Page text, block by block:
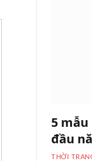
5
đầu
THỜI